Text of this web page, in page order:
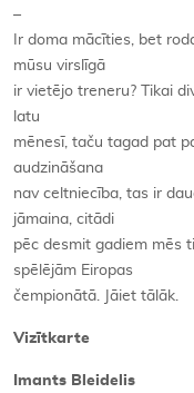
–
Ir doma mācīties, bet
mūsu virslīgā
ir vietējo treneru? Tikai
latu
mēnesī, taču tagad pat
audzināšana
nav celtniecība, tas ir
jāmaina, citādi
pēc desmit gadiem mēs
spēlējām Eiropas
čempionātā. Jāiet tālāk.
Vizītkarte
Imants Bleidelis